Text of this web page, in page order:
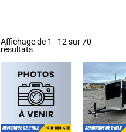
t
e
a
l
t
Affichage de 1–12 sur 70
résultats